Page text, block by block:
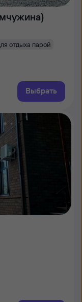
отдыха парой
Выбрать